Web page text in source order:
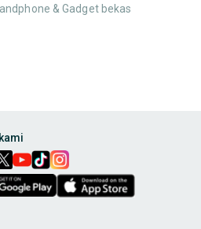
& Gadget bekas
dan produktivitas Anda!
. Dapatkan koleksi alat yang